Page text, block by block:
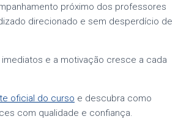
próximo dos professores
direcionado e sem desperdício de
e a motivação cresce a cada
oficial do curso e descubra como
com qualidade e confiança.